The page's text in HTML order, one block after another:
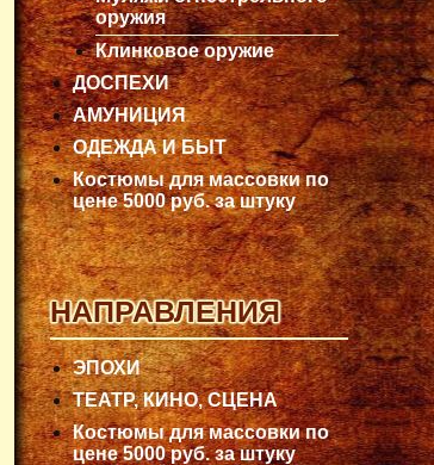
оружия
Клинковое оружие
ДОСПЕХИ
АМУНИЦИЯ
ОДЕЖДА И БЫТ
Костюмы для массовки по
цене 5000 руб. за штуку
НАПРАВЛЕНИЯ
ЭПОХИ
ТЕАТР, КИНО, СЦЕНА
Костюмы для массовки по
цене 5000 руб. за штуку